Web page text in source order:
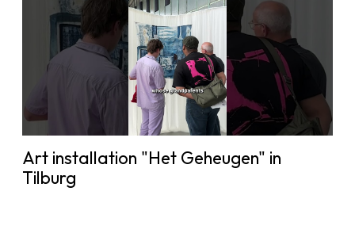
Art installation "Het Geheugen" in
Tilburg